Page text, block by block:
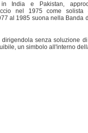
India e Pakistan,
nel 1975 come solista
al 1985 suona nella
senza soluzione
un simbolo all'interno